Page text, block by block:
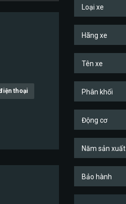
Loại xe
Hãng xe
Tên xe
Phân khối
Động cơ
Năm sản xuất
Bảo hành
thoại